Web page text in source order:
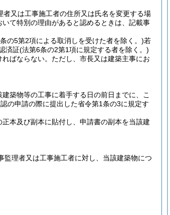
又は工事施工者の住所又は氏名を変更する場
て特別の理由があると認めるときは、記載事
の5第2項による取消しを受けた者を除く。)若
済証(法第6条の2第1項に規定する者を除く。)
ばならない。 ただし、市長又は建築主事にお
築物等の工事に着手する日の前日までに、こ
の申請の際に提出した省令第1条の3に規定す
本及び副本に貼付し、申請書の副本を当該建
監理者又は工事施工者に対し、当該建築物につ